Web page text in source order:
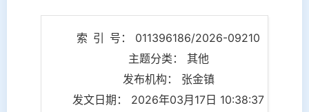
索 引 号： 011396186/2026-09210
主题分类： 其他
发布机构： 张金镇
发文日期： 2026年03月17日 10:38:37